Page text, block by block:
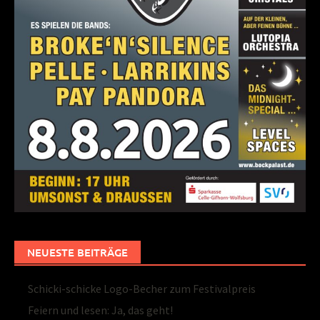
NEUESTE BEITRÄGE
Schicki-schicke Logo-Becher zum Festivalpreis
Feiern und lesen: Ja, das geht!